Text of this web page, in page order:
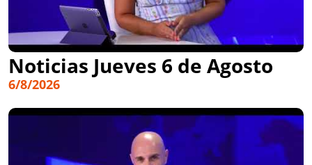
Noticias Jueves 6 de Agosto
6/8/2026